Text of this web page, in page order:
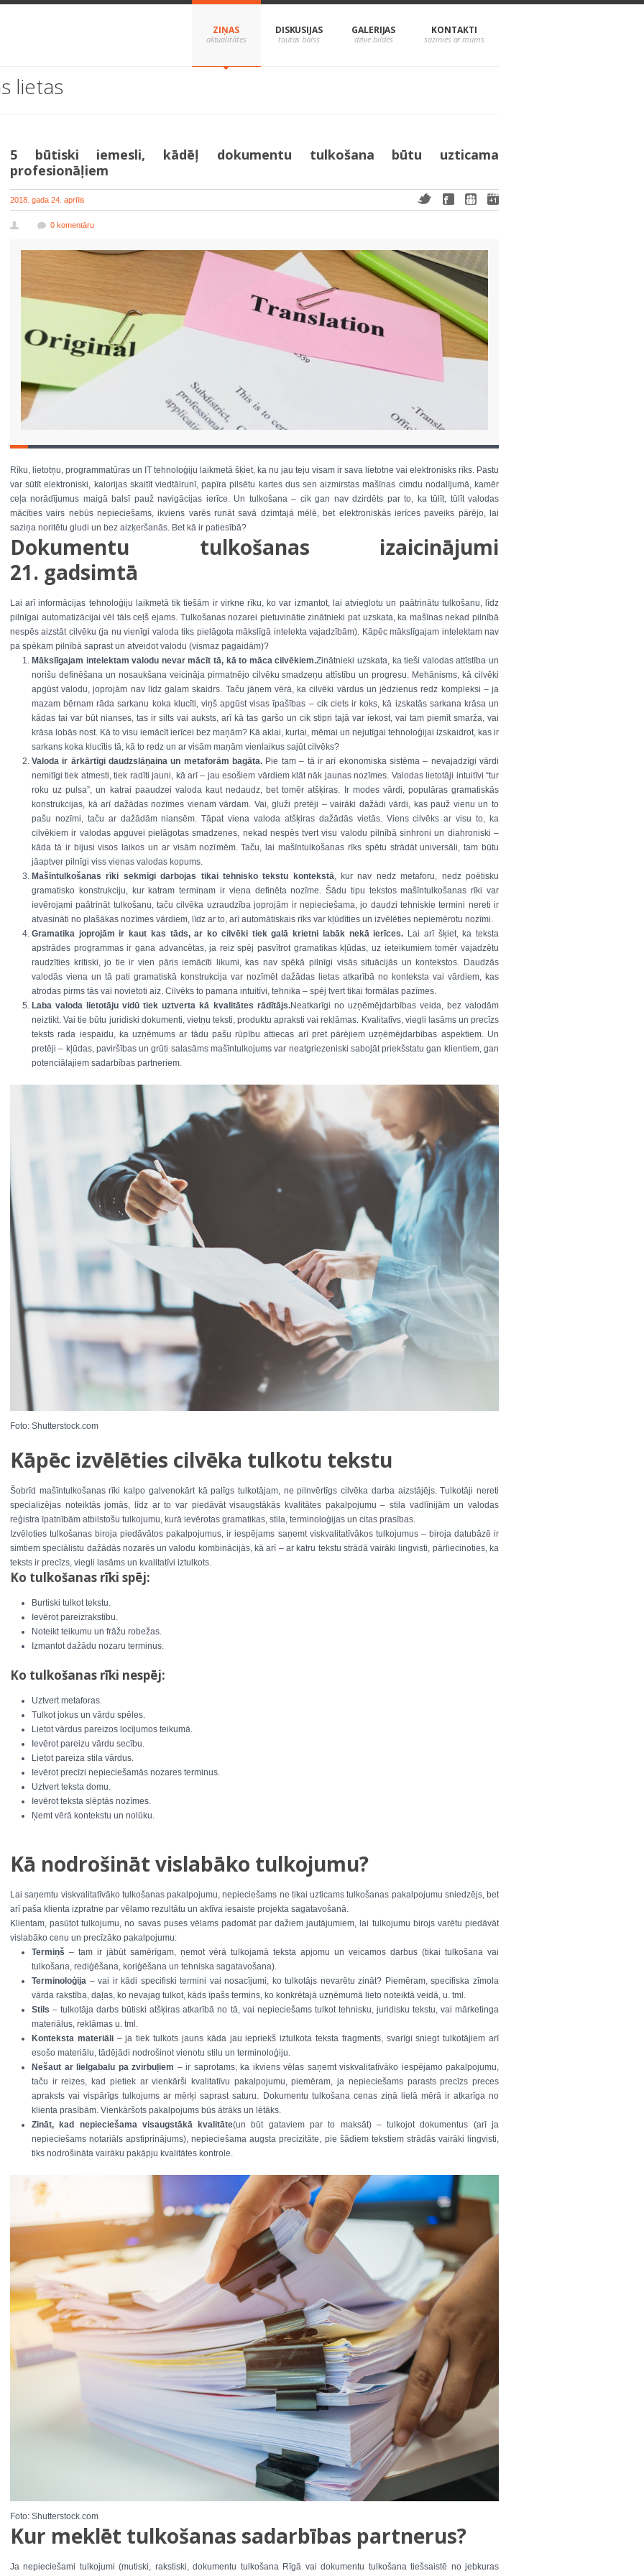
ZIŅAS DISKUSIJAS GALERIJAS KONTAKTI
lietas
5 būtiski iemesli, kādēļ dokumentu tulkošana būtu uzticama
profesionāļiem
2018. gada 24. aprīlis
0 komentāru
Rīku, lietotņu, programmatūras un IT tehnoloģiju laikmetā šķiet, ka nu jau teju visam ir sava lietotne vai elektronisks rīks. Pastu
var sūtīt elektroniski, kalorijas skaitīt viedtālrunī, papīra pilsētu kartes dus sen aizmirstas mašīnas cimdu nodalījumā, kamēr
ceļa norādījumus maigā balsī pauž navigācijas ierīce. Un tulkošana – cik gan nav dzirdēts par to, ka tūlīt, tūlīt valodas
mācīties vairs nebūs nepieciešams, ikviens varēs runāt savā dzimtajā mēlē, bet elektroniskās ierīces paveiks pārējo, lai
saziņa noritētu gludi un bez aizķeršanās. Bet kā ir patiesībā?
Dokumentu tulkošanas izaicinājumi
21. gadsimtā
Lai arī informācijas tehnoloģiju laikmetā tik tiešām ir virkne rīku, ko var izmantot, lai atvieglotu un paātrinātu tulkošanu, līdz
pilnīgai automatizācijai vēl tāls ceļš ejams. Tulkošanas nozarei pietuvinātie zinātnieki pat uzskata, ka mašīnas nekad pilnībā
nespēs aizstāt cilvēku (ja nu vienīgi valoda tiks pielāgota mākslīgā intelekta vajadzībām). Kāpēc mākslīgajam intelektam nav
pa spēkam pilnībā saprast un atveidot valodu (vismaz pagaidām)?
Mākslīgajam intelektam valodu nevar mācīt tā, kā to māca cilvēkiem.Zinātnieki uzskata, ka tieši valodas attīstība un
norišu definēšana un nosaukšana veicināja pirmatnējo cilvēku smadzeņu attīstību un progresu. Mehānisms, kā cilvēki
apgūst valodu, joprojām nav līdz galam skaidrs. Taču jāņem vērā, ka cilvēki vārdus un jēdzienus redz kompleksi – ja
mazam bērnam rāda sarkanu koka klucīti, viņš apgūst visas īpašības – cik ciets ir koks, kā izskatās sarkana krāsa un
kādas tai var būt nianses, tas ir silts vai auksts, arī kā tas garšo un cik stipri tajā var iekost, vai tam piemīt smarža, vai
krāsa lobās nost. Kā to visu iemācīt ierīcei bez maņām? Kā aklai, kurlai, mēmai un nejutīgai tehnoloģijai izskaidrot, kas ir
sarkans koka klucītis tā, kā to redz un ar visām maņām vienlaikus sajūt cilvēks?
Valoda ir ārkārtīgi daudzslāņaina un metaforām bagāta. Pie tam – tā ir arī ekonomiska sistēma – nevajadzīgi vārdi
nemitīgi tiek atmesti, tiek radīti jauni, kā arī – jau esošiem vārdiem klāt nāk jaunas nozīmes. Valodas lietotāji intuitīvi “tur
roku uz pulsa”, un katrai paaudzei valoda kaut nedaudz, bet tomēr atšķiras. Ir modes vārdi, populāras gramatiskās
konstrukcijas, kā arī dažādas nozīmes vienam vārdam. Vai, gluži pretēji – vairāki dažādi vārdi, kas pauž vienu un to
pašu nozīmi, taču ar dažādām niansēm. Tāpat viena valoda atšķiras dažādās vietās. Viens cilvēks ar visu to, ka
cilvēkiem ir valodas apguvei pielāgotas smadzenes, nekad nespēs tvert visu valodu pilnībā sinhroni un diahroniski –
kāda tā ir bijusi visos laikos un ar visām nozīmēm. Taču, lai mašīntulkošanas rīks spētu strādāt universāli, tam būtu
jāaptver pilnīgi viss vienas valodas kopums.
Mašīntulkošanas rīki sekmīgi darbojas tikai tehnisko tekstu kontekstā, kur nav nedz metaforu, nedz poētisku
gramatisko konstrukciju, kur katram terminam ir viena definēta nozīme. Šādu tipu tekstos mašīntulkošanas rīki var
ievērojami paātrināt tulkošanu, taču cilvēka uzraudzība joprojām ir nepieciešama, jo daudzi tehniskie termini nereti ir
atvasināti no plašākas nozīmes vārdiem, līdz ar to, arī automātiskais rīks var kļūdīties un izvēlēties nepiemērotu nozīmi.
Gramatika joprojām ir kaut kas tāds, ar ko cilvēki tiek galā krietni labāk nekā ierīces. Lai arī šķiet, ka teksta
apstrādes programmas ir gana advancētas, ja reiz spēj pasvītrot gramatikas kļūdas, uz ieteikumiem tomēr vajadzētu
raudzīties kritiski, jo tie ir vien pāris iemācīti likumi, kas nav spēkā pilnīgi visās situācijās un kontekstos. Daudzās
valodās viena un tā pati gramatiskā konstrukcija var nozīmēt dažādas lietas atkarībā no konteksta vai vārdiem, kas
atrodas pirms tās vai novietoti aiz. Cilvēks to pamana intuitīvi, tehnika – spēj tvert tikai formālas pazīmes.
Laba valoda lietotāju vidū tiek uztverta kā kvalitātes rādītājs.Neatkarīgi no uzņēmējdarbības veida, bez valodām
neiztikt. Vai tie būtu juridiski dokumenti, vietņu teksti, produktu apraksti vai reklāmas. Kvalitatīvs, viegli lasāms un precīzs
teksts rada iespaidu, ka uzņēmums ar tādu pašu rūpību attiecas arī pret pārējiem uzņēmējdarbības aspektiem. Un
pretēji – kļūdas, paviršības un grūti salasāms mašīntulkojums var neatgriezeniski sabojāt priekšstatu gan klientiem, gan
potenciālajiem sadarbības partneriem.
Foto: Shutterstock.com
Kāpēc izvēlēties cilvēka tulkotu tekstu
Šobrīd mašīntulkošanas rīki kalpo galvenokārt kā palīgs tulkotājam, ne pilnvērtīgs cilvēka darba aizstājējs. Tulkotāji nereti
specializējas noteiktās jomās, līdz ar to var piedāvāt visaugstākās kvalitātes pakalpojumu – stila vadlīnijām un valodas
reģistra īpatnībām atbilstošu tulkojumu, kurā ievērotas gramatikas, stila, terminoloģijas un citas prasības.
Izvēloties tulkošanas biroja piedāvātos pakalpojumus, ir iespējams saņemt viskvalitatīvākos tulkojumus – biroja datubāzē ir
simtiem speciālistu dažādās nozarēs un valodu kombinācijās, kā arī – ar katru tekstu strādā vairāki lingvisti, pārliecinoties, ka
teksts ir precīzs, viegli lasāms un kvalitatīvi iztulkots.
Ko tulkošanas rīki spēj:
Burtiski tulkot tekstu.
Ievērot pareizrakstību.
Noteikt teikumu un frāžu robežas.
Izmantot dažādu nozaru terminus.
Ko tulkošanas rīki nespēj:
Uztvert metaforas.
Tulkot jokus un vārdu spēles.
Lietot vārdus pareizos locījumos teikumā.
Ievērot pareizu vārdu secību.
Lietot pareiza stila vārdus.
Ievērot precīzi nepieciešamās nozares terminus.
Uztvert teksta domu.
Ievērot teksta slēptās nozīmes.
Ņemt vērā kontekstu un nolūku.
Kā nodrošināt vislabāko tulkojumu?
Lai saņemtu viskvalitatīvāko tulkošanas pakalpojumu, nepieciešams ne tikai uzticams tulkošanas pakalpojumu sniedzējs, bet
arī paša klienta izpratne par vēlamo rezultātu un aktīva iesaiste projekta sagatavošanā.
Klientam, pasūtot tulkojumu, no savas puses vēlams padomāt par dažiem jautājumiem, lai tulkojumu birojs varētu piedāvāt
vislabāko cenu un precīzāko pakalpojumu:
Termiņš – tam ir jābūt samērīgam, ņemot vērā tulkojamā teksta apjomu un veicamos darbus (tikai tulkošana vai
tulkošana, rediģēšana, koriģēšana un tehniska sagatavošana).
Terminoloģija – vai ir kādi specifiski termini vai nosacījumi, ko tulkotājs nevarētu zināt? Piemēram, specifiska zīmola
vārda rakstība, daļas, ko nevajag tulkot, kāds īpašs termins, ko konkrētajā uzņēmumā lieto noteiktā veidā, u. tml.
Stils – tulkotāja darbs būtiski atšķiras atkarībā no tā, vai nepieciešams tulkot tehnisku, juridisku tekstu, vai mārketinga
materiālus, reklāmas u. tml.
Konteksta materiāli– ja tiek tulkots jauns kāda jau iepriekš iztulkota teksta fragments, svarīgi sniegt tulkotājiem arī
esošo materiālu, tādējādi nodrošinot vienotu stilu un terminoloģiju.
Nešaut ar lielgabalu pa zvirbuļiem – ir saprotams, ka ikviens vēlas saņemt viskvalitatīvāko iespējamo pakalpojumu,
taču ir reizes, kad pietiek ar vienkārši kvalitatīvu pakalpojumu, piemēram, ja nepieciešams parasts precīzs preces
apraksts vai vispārīgs tulkojums ar mērķi saprast saturu. Dokumentu tulkošana cenas ziņā lielā mērā ir atkarīga no
klienta prasībām. Vienkāršots pakalpojums būs ātrāks un lētāks.
Zināt, kad nepieciešama visaugstākā kvalitāte(un būt gataviem par to maksāt) – tulkojot dokumentus (arī ja
nepieciešams notariāls apstiprinājums), nepieciešama augsta precizitāte, pie šādiem tekstiem strādās vairāki lingvisti,
tiks nodrošināta vairāku pakāpju kvalitātes kontrole.
Foto: Shutterstock.com
Kur meklēt tulkošanas sadarbības partnerus?
Ja nepieciešami tulkojumi (mutiski, rakstiski, dokumentu tulkošana Rīgā vai dokumentu tulkošana tiešsaistē no jebkuras